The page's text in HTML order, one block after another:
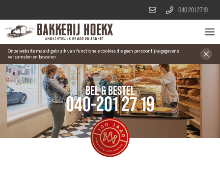
Onze website maakt gebruik van functionele cookies die geen persoonlijke gegevens
verzamelen en bewaren.
040 201 2719
BEL & BESTEL
040-201 27 19